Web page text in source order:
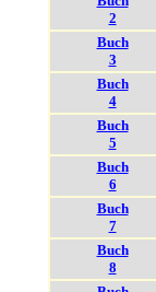
2
Buch
3
Buch
4
Buch
5
Buch
6
Buch
7
Buch
8